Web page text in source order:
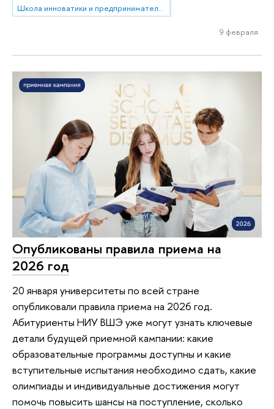
Школа инноватики и предпринимательства
9 февраля
Опубликованы правила приема на
2026 год
20 января университеты по всей стране
опубликовали правила приема на 2026 год.
Абитуриенты НИУ ВШЭ уже могут узнать ключевые
детали будущей приемной кампании: какие
образовательные программы доступны и какие
вступительные испытания необходимо сдать, какие
олимпиады и индивидуальные достижения могут
помочь повысить шансы на поступление, сколько